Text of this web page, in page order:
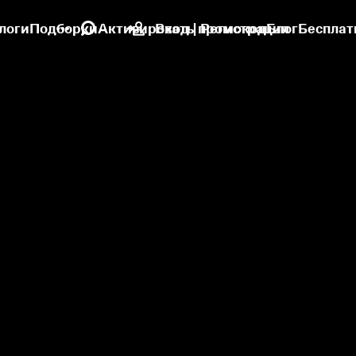
ПодборкиАктивировать промокодБлог
Вход | Регистрация